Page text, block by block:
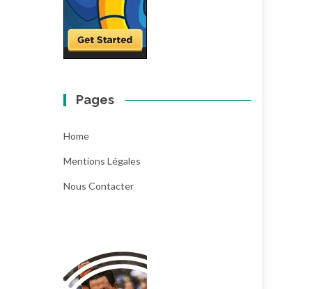
Pages
Home
Mentions Légales
Nous Contacter